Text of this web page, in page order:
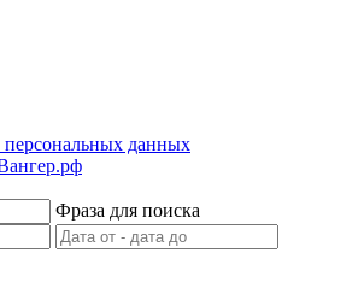
данных
Фраза для поиска